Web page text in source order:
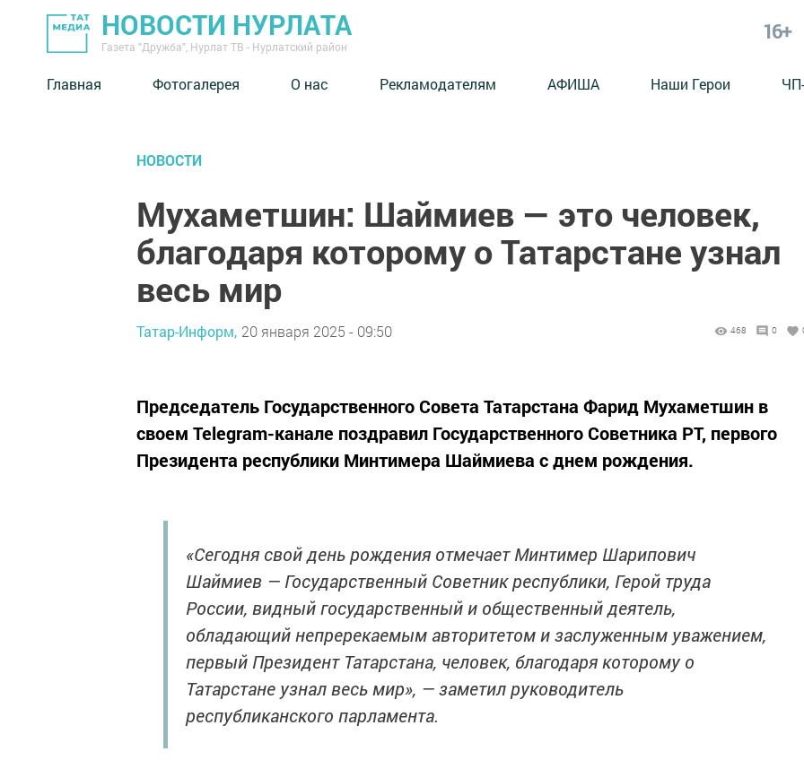
НОВОСТИ НУРЛАТА
Газета "Дружба", Нурлат ТВ - Нурлатский район
16+
Главная Фотогалерея О нас Рекламодателям АФИША Наши Герои
НОВОСТИ
Мухаметшин: Шаймиев — это человек,
благодаря которому о Татарстане узнал
весь мир
Татар-Информ, 20 января 2025 - 09:50 468 0
Председатель Государственного Совета Татарстана Фарид Мухаметшин в
своем Telegram-канале поздравил Государственного Советника РТ, первого
Президента республики Минтимера Шаймиева с днем рождения.
«Сегодня свой день рождения отмечает Минтимер Шарипович
Шаймиев — Государственный Советник республики, Герой труда
России, видный государственный и общественный деятель,
обладающий непререкаемым авторитетом и заслуженным уважением,
первый Президент Татарстана, человек, благодаря которому о
Татарстане узнал весь мир», — заметил руководитель
республиканского парламента.